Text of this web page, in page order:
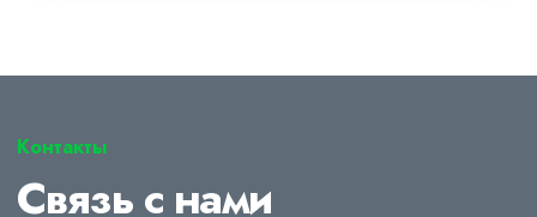
Контакты
Связь с нами